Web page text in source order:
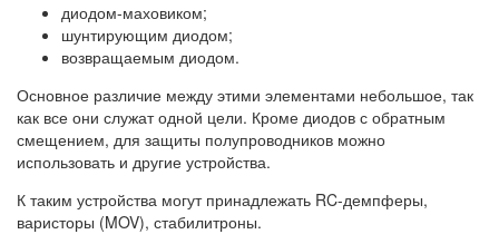
диодом-маховиком;
шунтирующим диодом;
возвращаемым диодом.
Основное различие между этими элементами небольшое, так
как все они служат одной цели. Кроме диодов с обратным
смещением, для защиты полупроводников можно
использовать и другие устройства.
К таким устройства могут принадлежать RC-демпферы,
варисторы (MOV), стабилитроны.